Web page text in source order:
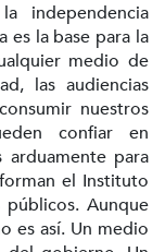
independencia
es la base para la
medio de
las audiencias
nuestros
confiar en
arduamente para
el Instituto
Aunque
es así. Un medio